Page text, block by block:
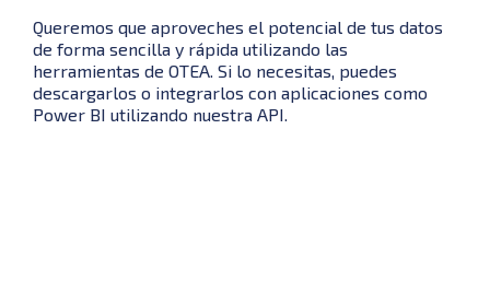
Queremos que aproveches el potencial de tus datos
de forma sencilla y rápida utilizando las
herramientas de OTEA. Si lo necesitas, puedes
descargarlos o integrarlos con aplicaciones como
Power BI utilizando nuestra API.